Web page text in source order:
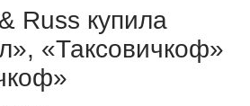
Russ купила
«Таксовичкоф»